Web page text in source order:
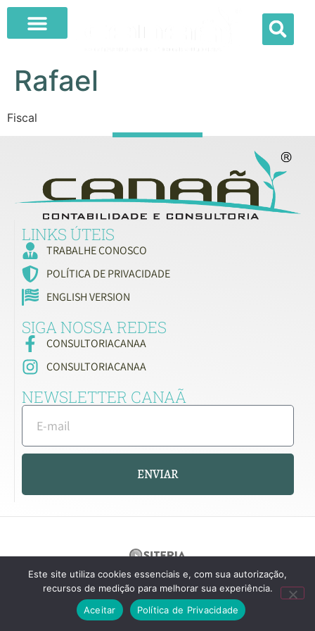
Rafael
Fiscal
LINKS ÚTEIS
TRABALHE CONOSCO
POLÍTICA DE PRIVACIDADE
ENGLISH VERSION
SIGA NOSSA REDES
CONSULTORIACANAA
CONSULTORIACANAA
NEWSLETTER CANAÃ
ENVIAR
Este site utiliza cookies essenciais e, com sua autorização,
recursos de medição para melhorar sua experiência.
Aceitar
Política de Privacidade